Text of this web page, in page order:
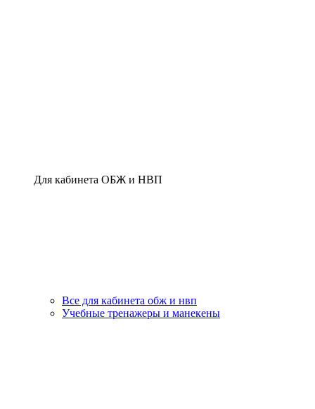
Для кабинета ОБЖ и НВП
Все для кабинета обж и нвп
Учебные тренажеры и манекены